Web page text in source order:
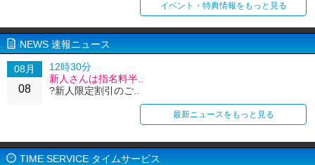
イベント・特典情報をもっと見る
NEWS 速報ニュース
08月
08
12時30分
新人さんは指名料半..
?新人限定割引のご..
最新ニュースをもっと見る
TIME SERVICE タイムサービス